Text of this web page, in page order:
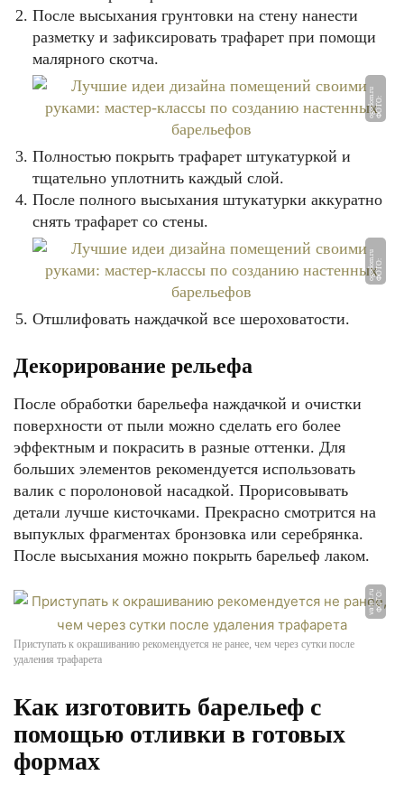
После высыхания грунтовки на стену нанести
разметку и зафиксировать трафарет при помощи
малярного скотча.
Ф
О
Т
О:
o
g
o
d
o
m.
r
u
Полностью покрыть трафарет штукатуркой и
тщательно уплотнить каждый слой.
После полного высыхания штукатурки аккуратно
снять трафарет со стены.
Ф
О
Т
О:
o
g
o
d
o
m.
r
u
Отшлифовать наждачкой все шероховатости.
Декорирование рельефа
После обработки барельефа наждачкой и очистки
поверхности от пыли можно сделать его более
эффектным и покрасить в разные оттенки. Для
больших элементов рекомендуется использовать
валик с поролоновой насадкой. Прорисовывать
детали лучше кисточками. Прекрасно смотрится на
выпуклых фрагментах бронзовка или серебрянка.
После высыхания можно покрыть барельеф лаком.
Ф
О
Т
О:
v
a
t
e
t.
r
u
Приступать к окрашиванию рекомендуется не ранее, чем через сутки после
удаления трафарета
Как изготовить барельеф с
помощью отливки в готовых
формах